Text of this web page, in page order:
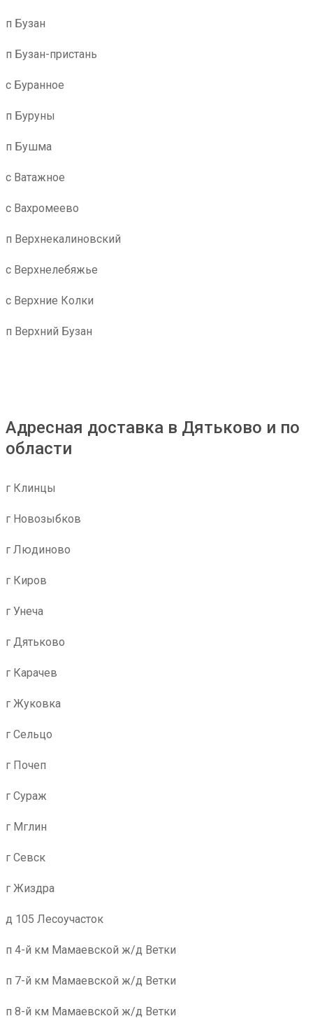
п Бузан
п Бузан-пристань
с Буранное
п Буруны
п Бушма
с Ватажное
с Вахромеево
п Верхнекалиновский
с Верхнелебяжье
с Верхние Колки
п Верхний Бузан
Адресная доставка в Дятьково и по
области
г Клинцы
г Новозыбков
г Людиново
г Киров
г Унеча
г Дятьково
г Карачев
г Жуковка
г Сельцо
г Почеп
г Сураж
г Мглин
г Севск
г Жиздра
д 105 Лесоучасток
п 4-й км Мамаевской ж/д Ветки
п 7-й км Мамаевской ж/д Ветки
п 8-й км Мамаевской ж/д Ветки